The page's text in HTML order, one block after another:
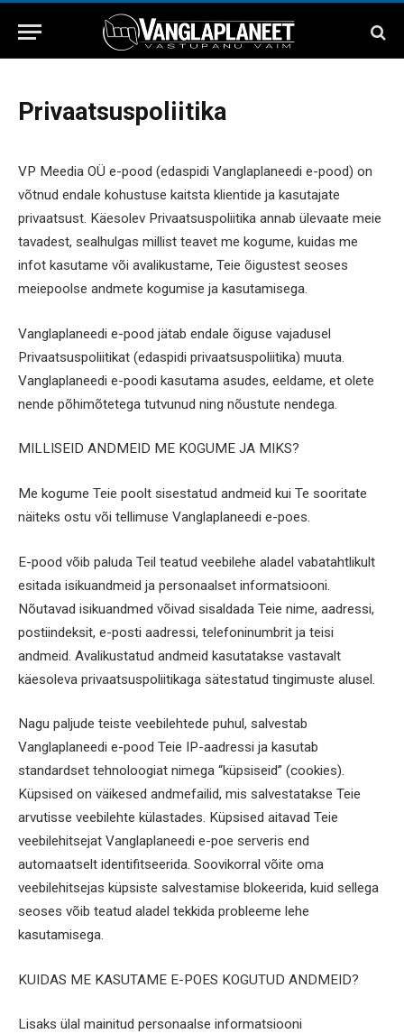
Privaatsuspoliitika
VP Meedia OÜ e-pood (edaspidi Vanglaplaneedi e-pood) on
võtnud endale kohustuse kaitsta klientide ja kasutajate
privaatsust. Käesolev Privaatsuspoliitika annab ülevaate meie
tavadest, sealhulgas millist teavet me kogume, kuidas me
infot kasutame või avalikustame, Teie õigustest seoses
meiepoolse andmete kogumise ja kasutamisega.
Vanglaplaneedi e-pood jätab endale õiguse vajadusel
Privaatsuspoliitikat (edaspidi privaatsuspoliitika) muuta.
Vanglaplaneedi e-poodi kasutama asudes, eeldame, et olete
nende põhimõtetega tutvunud ning nõustute nendega.
MILLISEID ANDMEID ME KOGUME JA MIKS?
Me kogume Teie poolt sisestatud andmeid kui Te sooritate
näiteks ostu või tellimuse Vanglaplaneedi e-poes.
E-pood võib paluda Teil teatud veebilehe aladel vabatahtlikult
esitada isikuandmeid ja personaalset informatsiooni.
Nõutavad isikuandmed võivad sisaldada Teie nime, aadressi,
postiindeksit, e-posti aadressi, telefoninumbrit ja teisi
andmeid. Avalikustatud andmeid kasutatakse vastavalt
käesoleva privaatsuspoliitikaga sätestatud tingimuste alusel.
Nagu paljude teiste veebilehtede puhul, salvestab
Vanglaplaneedi e-pood Teie IP-aadressi ja kasutab
standardset tehnoloogiat nimega “küpsiseid” (cookies).
Küpsised on väikesed andmefailid, mis salvestatakse Teie
arvutisse veebilehte külastades. Küpsised aitavad Teie
veebilehitsejat Vanglaplaneedi e-poe serveris end
automaatselt identifitseerida. Soovikorral võite oma
veebilehitsejas küpsiste salvestamise blokeerida, kuid sellega
seoses võib teatud aladel tekkida probleeme lehe
kasutamisega.
KUIDAS ME KASUTAME E-POES KOGUTUD ANDMEID?
Lisaks ülal mainitud personaalse informatsiooni